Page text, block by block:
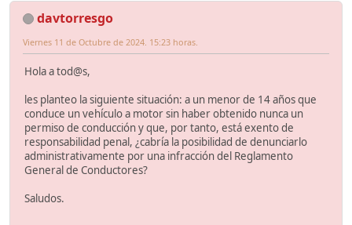
davtorresgo
Viernes 11 de Octubre de 2024. 15:23 horas.
Hola a tod@s,
les planteo la siguiente situación: a un menor de 14 años que
conduce un vehículo a motor sin haber obtenido nunca un
permiso de conducción y que, por tanto, está exento de
responsabilidad penal, ¿cabría la posibilidad de denunciarlo
administrativamente por una infracción del Reglamento
General de Conductores?
Saludos.